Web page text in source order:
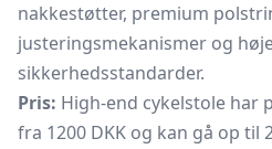
nakkestøtter, premium
justeringsmekanismer og
sikkerhedsstandarder.
Pris: High-end cykelstole har
fra 1200 DKK og kan gå op til